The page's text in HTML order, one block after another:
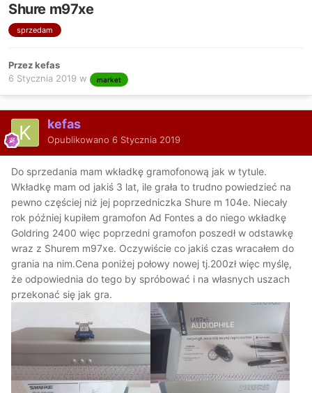
Shure m97xe
sprzedam
Przez kefas
6 Stycznia 2019 w market
kefas
Opublikowano 6 Stycznia 2019
Do sprzedania mam wkładkę gramofonową jak w tytule.
Wkładkę mam od jakiś 3 lat, ile grała to trudno powiedzieć na
pewno częściej niż jej poprzedniczka Shure m 104e. Niecały
rok później kupiłem gramofon Ad Fontes a do niego wkładkę
Goldring 2400 więc poprzedni gramofon poszedł w odstawkę
wraz z Shurem m97xe. Oczywiście co jakiś czas wracałem do
grania na nim.Cena poniżej połowy nowej tj.200zł więc myślę,
że odpowiednia do tego by spróbować i na własnych uszach
przekonać się jak gra.